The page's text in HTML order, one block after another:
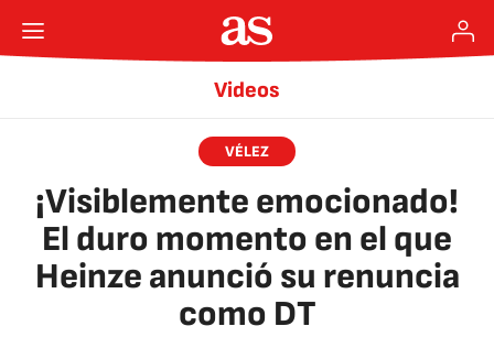
Videos
VÉLEZ
¡Visiblemente emocionado!
El duro momento en el que
Heinze anunció su renuncia
como DT